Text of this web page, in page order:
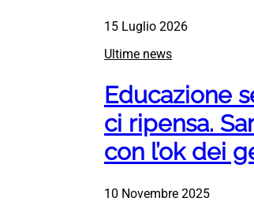
15 Luglio 2026
Ultime news
Educazione
ci ripensa.
con l’ok dei
10 Novembre 2025